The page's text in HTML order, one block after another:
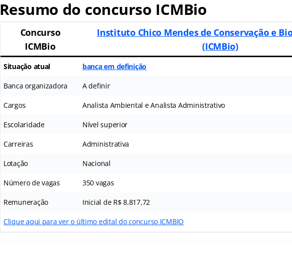
Resumo do concurso ICMBio
Concurso
ICMBio
Instituto Chico Mendes de Conservação e
(ICMBio)
Situação atual banca em definição
Banca organizadora A definir
Cargos Analista Ambiental e Analista Administrativo
Escolaridade Nível superior
Carreiras Administrativa
Lotação Nacional
Número de vagas 350 vagas
Remuneração Inicial de R$ 8.817,72
Clique aqui para ver o último edital do concurso ICMBIO